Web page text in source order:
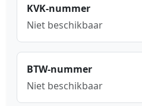
KVK-nummer
Niet beschikbaar
BTW-nummer
Niet beschikbaar